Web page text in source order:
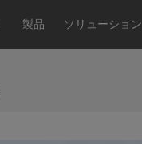
製品 ソリューション